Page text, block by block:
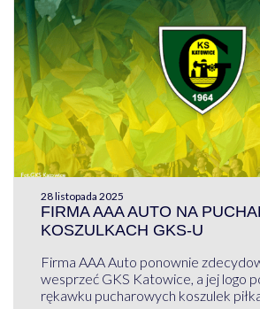
28 listopada 2025
FIRMA AAA AUTO NA
KOSZULKACH GKS-U
Firma AAA Auto ponownie
wesprzeć GKS Katowice, a jej logo
rękawku pucharowych koszulek